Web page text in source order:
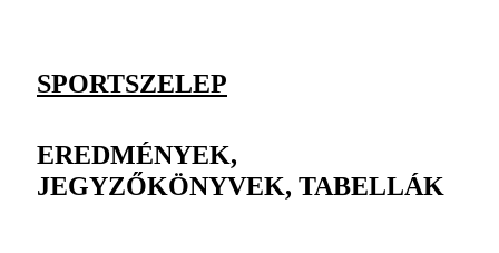
SPORTSZELEP
EREDMÉNYEK,
JEGYZŐKÖNYVEK, TABELLÁK